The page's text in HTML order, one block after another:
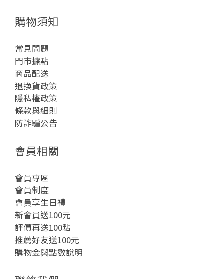
購物須知
常見問題
門市據點
商品配送
退換貨政策
隱私權政策
條款與細則
防詐騙公告
會員相關
會員專區
會員制度
會員享生日禮
新會員送100元
評價再送100點
推薦好友送100元
購物金與點數說明